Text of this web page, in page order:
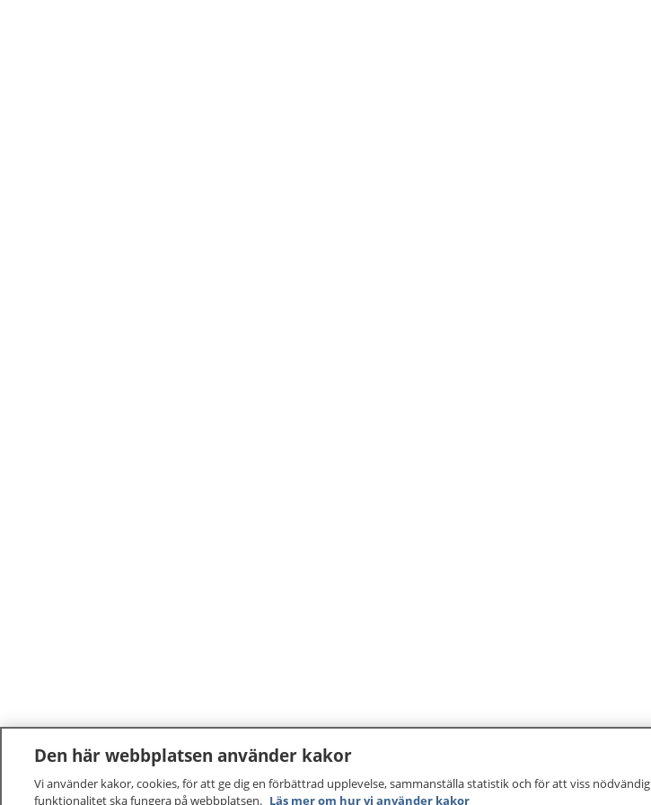
Den här webbplatsen använder kakor
Vi använder kakor, cookies, för att ge dig en förbättrad upplevelse, sammanställa statistik och för att viss nödvändig
funktionalitet ska fungera på webbplatsen. Läs mer om hur vi använder kakor